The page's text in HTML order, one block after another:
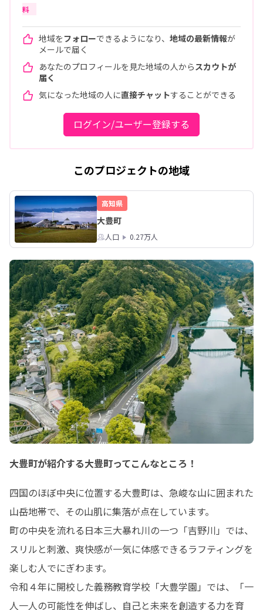
料
地域をフォローできるようになり、 地域の最新情報が
メールで届く
あなたのプロフィールを見た地域の人から スカウトが
届く
気になった地域の人に直接チャットすることができる
ログイン/ユーザー登録する
このプロジェクトの地域
高知県
大豊町
人口 0.27万人
大豊町が紹介する大豊町ってこんなところ！
四国のほぼ中央に位置する大豊町は、急峻な山に囲まれた
山岳地帯で、その山肌に集落が点在しています。
町の中央を流れる日本三大暴れ川の一つ「吉野川」では、
スリルと刺激、爽快感が一気に体感できるラフティングを
楽しむ人でにぎわます。
令和４年に開校した義務教育学校「大豊学園」では、「一
人一人の可能性を伸ばし、自己と未来を創造する力を育